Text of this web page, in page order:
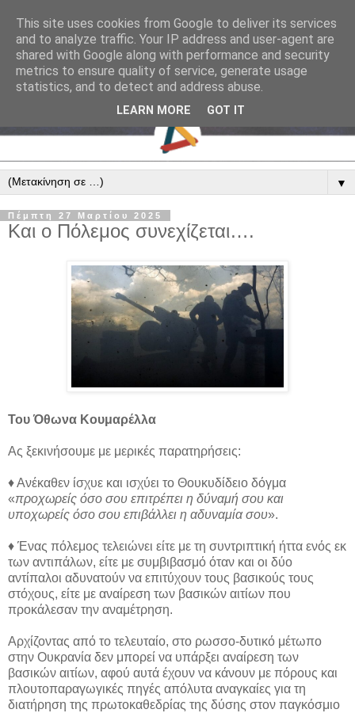
▼
Πέμπτη 27 Μαρτίου 2025
Και ο Πόλεμος συνεχίζεται….
Του Όθωνα Κουμαρέλλα
Ας ξεκινήσουμε με μερικές παρατηρήσεις:
♦ Ανέκαθεν ίσχυε και ισχύει το Θουκυδίδειο δόγμα
«προχωρείς όσο σου επιτρέπει η δύναμή σου και
υποχωρείς όσο σου επιβάλλει η αδυναμία σου».
♦ Ένας πόλεμος τελειώνει είτε με τη συντριπτική ήττα ενός εκ
των αντιπάλων, είτε με συμβιβασμό όταν και οι δύο
αντίπαλοι αδυνατούν να επιτύχουν τους βασικούς τους
στόχους, είτε με αναίρεση των βασικών αιτίων που
προκάλεσαν την αναμέτρηση.
Αρχίζοντας από το τελευταίο, στο ρωσσο-δυτικό μέτωπο
στην Ουκρανία δεν μπορεί να υπάρξει αναίρεση των
βασικών αιτίων, αφού αυτά έχουν να κάνουν με πόρους και
πλουτοπαραγωγικές πηγές απόλυτα αναγκαίες για τη
διατήρηση της πρωτοκαθεδρίας της δύσης στον παγκόσμιο
This site uses cookies from Google to deliver its services
and to analyze traffic. Your IP address and user-agent are
shared with Google along with performance and security
metrics to ensure quality of service, generate usage
statistics, and to detect and address abuse.
LEARN MORE GOT IT